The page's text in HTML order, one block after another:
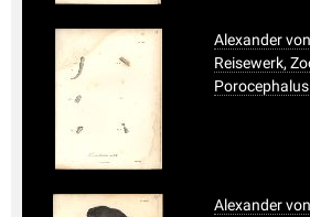
Alexander
Reisewerk,
Alexander